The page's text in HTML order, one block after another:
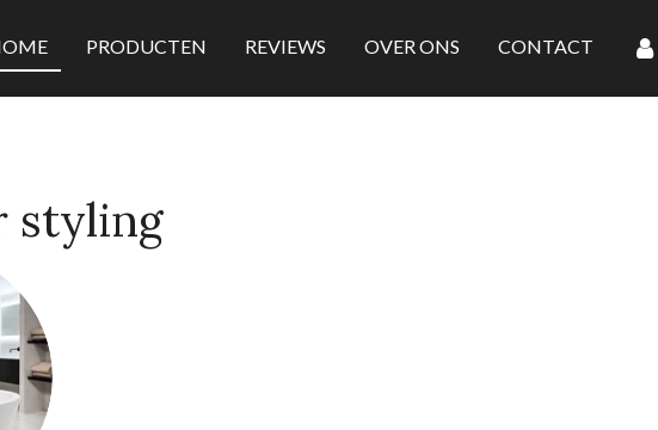
PRODUCTEN REVIEWS OVER ONS CONTACT
styling